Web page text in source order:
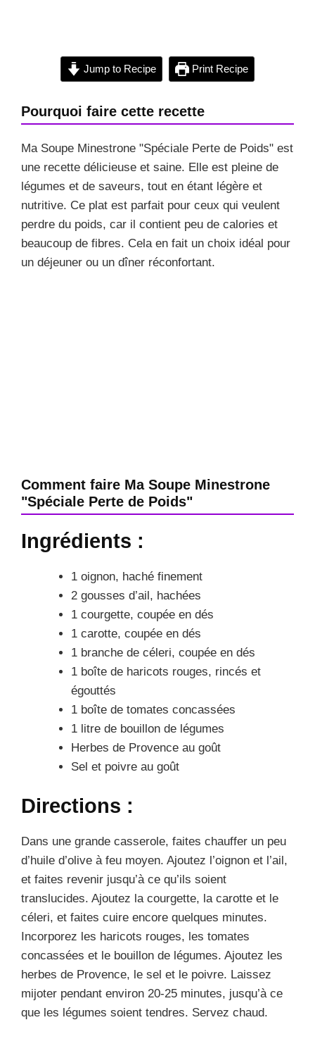
Jump to Recipe Print Recipe
Pourquoi faire cette recette
Ma Soupe Minestrone "Spéciale Perte de Poids" est
une recette délicieuse et saine. Elle est pleine de
légumes et de saveurs, tout en étant légère et
nutritive. Ce plat est parfait pour ceux qui veulent
perdre du poids, car il contient peu de calories et
beaucoup de fibres. Cela en fait un choix idéal pour
un déjeuner ou un dîner réconfortant.
Comment faire Ma Soupe Minestrone
"Spéciale Perte de Poids"
Ingrédients :
1 oignon, haché finement
2 gousses d’ail, hachées
1 courgette, coupée en dés
1 carotte, coupée en dés
1 branche de céleri, coupée en dés
1 boîte de haricots rouges, rincés et
égouttés
1 boîte de tomates concassées
1 litre de bouillon de légumes
Herbes de Provence au goût
Sel et poivre au goût
Directions :
Dans une grande casserole, faites chauffer un peu
d’huile d’olive à feu moyen. Ajoutez l’oignon et l’ail,
et faites revenir jusqu’à ce qu’ils soient
translucides. Ajoutez la courgette, la carotte et le
céleri, et faites cuire encore quelques minutes.
Incorporez les haricots rouges, les tomates
concassées et le bouillon de légumes. Ajoutez les
herbes de Provence, le sel et le poivre. Laissez
mijoter pendant environ 20-25 minutes, jusqu’à ce
que les légumes soient tendres. Servez chaud.